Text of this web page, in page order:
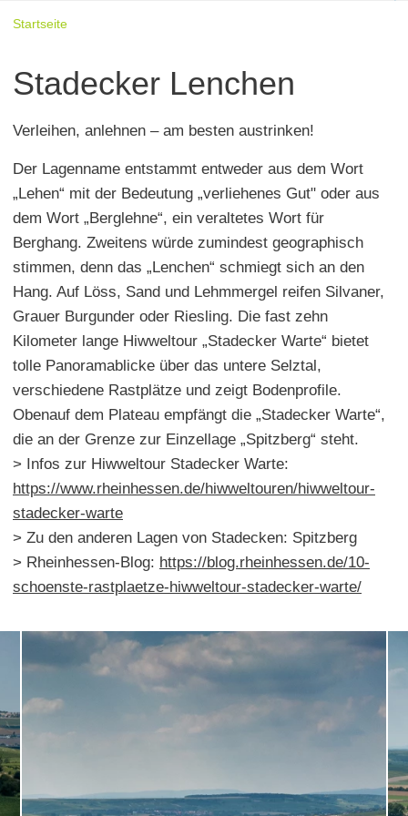
Startseite
Stadecker Lenchen
Verleihen, anlehnen – am besten austrinken!
Der Lagenname entstammt entweder aus dem Wort
„Lehen“ mit der Bedeutung „verliehenes Gut" oder aus
dem Wort „Berglehne“, ein veraltetes Wort für
Berghang. Zweitens würde zumindest geographisch
stimmen, denn das „Lenchen“ schmiegt sich an den
Hang. Auf Löss, Sand und Lehmmergel reifen Silvaner,
Grauer Burgunder oder Riesling. Die fast zehn
Kilometer lange Hiwweltour „Stadecker Warte“ bietet
tolle Panoramablicke über das untere Selztal,
verschiedene Rastplätze und zeigt Bodenprofile.
Obenauf dem Plateau empfängt die „Stadecker Warte“,
die an der Grenze zur Einzellage „Spitzberg“ steht.
> Infos zur Hiwweltour Stadecker Warte:
https://www.rheinhessen.de/hiwweltouren/hiwweltour-
stadecker-warte
> Zu den anderen Lagen von Stadecken: Spitzberg
> Rheinhessen-Blog: https://blog.rheinhessen.de/10-
schoenste-rastplaetze-hiwweltour-stadecker-warte/